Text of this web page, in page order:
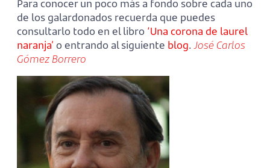
Para conocer un poco más a fondo sobre cada uno
de los galardonados recuerda que puedes
consultarlo todo en el libro ‘Una corona de laurel
naranja’ o entrando al siguiente blog.José Carlos
Gómez Borrero